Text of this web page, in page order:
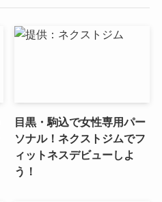
目黒・駒込で女性専用パー
ソナル！ネクストジムでフ
ィットネスデビューしよ
う！